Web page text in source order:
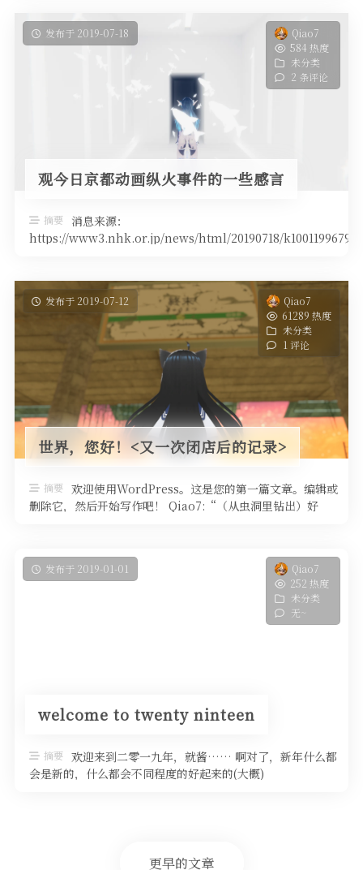
发布于 2019-07-18
Qiao7
584 热度
未分类
2 条评论
观今日京都动画纵火事件的一些感言
摘要
消息来源：
https://www3.nhk.or.jp/news/html/20190718/
发布于 2019-07-12
Qiao7
61289 热度
未分类
1 评论
世界，您好！<又一次闭店后的记录>
摘要 欢迎使用WordPress。这是您的第一篇文章。编辑或
删除它，然后开始写作吧！ Qiao7:“（从虫洞里钻出）好
发布于 2019-01-01
Qiao7
252 热度
未分类
无~
welcome to twenty ninteen
摘要 欢迎来到二零一九年，就酱…… 啊对了，新年什么都
会是新的，什么都会不同程度的好起来的(大概)
更早的文章